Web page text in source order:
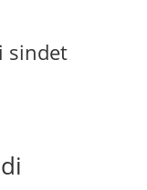
sindet